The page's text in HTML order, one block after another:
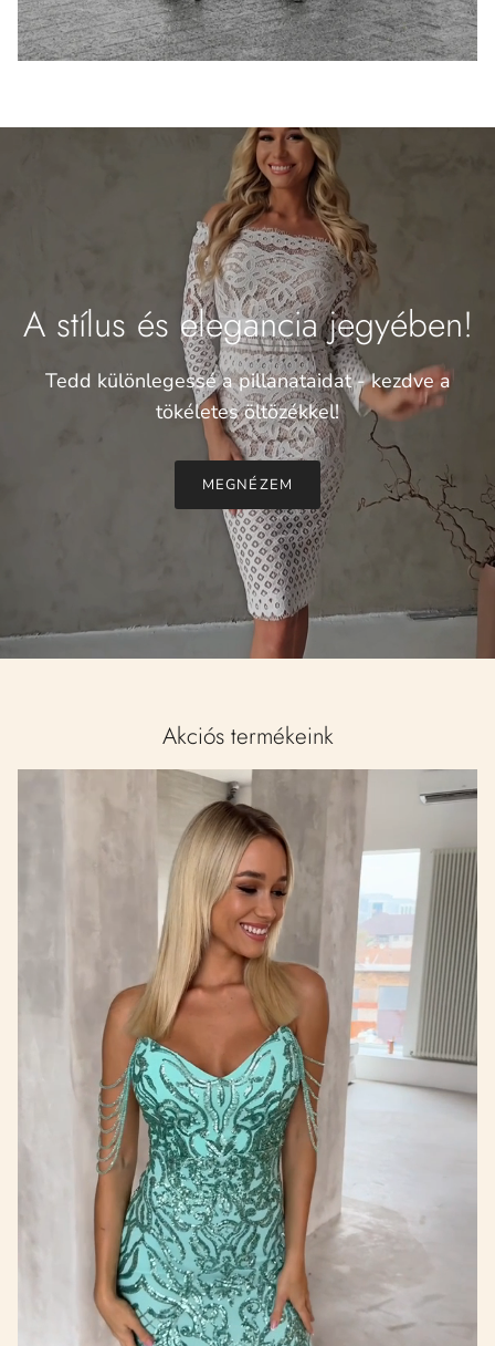
A stílus és elegancia jegyében!
Tedd különlegessé a pillanataidat - kezdve a
tökéletes öltözékkel!
MEGNÉZEM
Akciós termékeink